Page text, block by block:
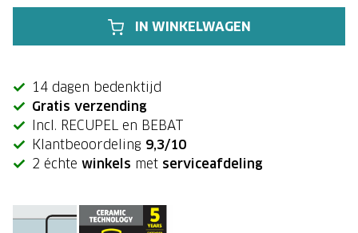
IN WINKELWAGEN
14 dagen bedenktijd
Gratis verzending
Incl. RECUPEL en BEBAT
Klantbeoordeling 9,3/10
2 échte winkels met serviceafdeling